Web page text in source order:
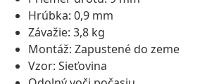
Hrúbka: 0,9 mm
Závažie: 3,8 kg
Montáž: Zapustené do zeme
Vzor: Sieťovina